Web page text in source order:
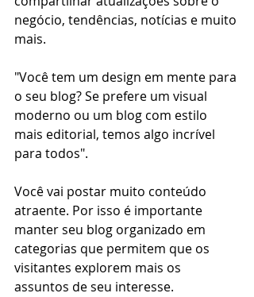
negócio, tendências, notícias e muito
mais.
"Você tem um design em mente para
o seu blog? Se prefere um visual
moderno ou um blog com estilo
mais editorial, temos algo incrível
para todos".
Você vai postar muito conteúdo
atraente. Por isso é importante
manter seu blog organizado em
categorias que permitem que os
visitantes explorem mais os
assuntos de seu interesse.